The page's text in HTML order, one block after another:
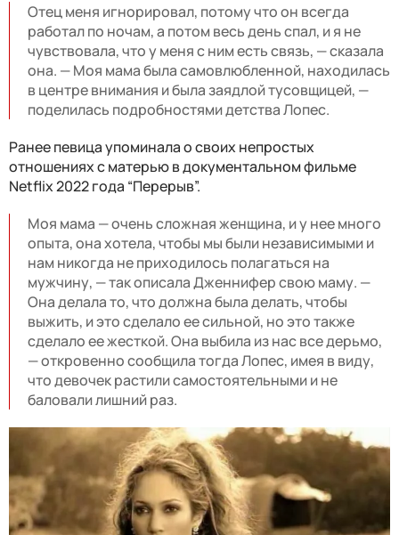
Отец меня игнорировал, потому что он всегда
работал по ночам, а потом весь день спал, и я не
чувствовала, что у меня с ним есть связь, — сказала
она. — Моя мама была самовлюбленной, находилась
в центре внимания и была заядлой тусовщицей, —
поделилась подробностями детства Лопес.
Ранее певица упоминала о своих непростых
отношениях с матерью в документальном фильме
Netflix 2022 года “Перерыв”.
Моя мама — очень сложная женщина, и у нее много
опыта, она хотела, чтобы мы были независимыми и
нам никогда не приходилось полагаться на
мужчину, — так описала Дженнифер свою маму. —
Она делала то, что должна была делать, чтобы
выжить, и это сделало ее сильной, но это также
сделало ее жесткой. Она выбила из нас все дерьмо,
— откровенно сообщила тогда Лопес, имея в виду,
что девочек растили самостоятельными и не
баловали лишний раз.